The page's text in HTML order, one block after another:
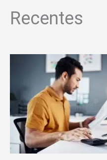
Recentes